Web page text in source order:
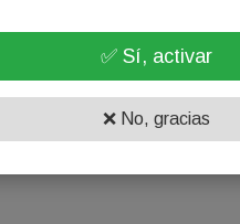
✅ Sí, activar
❌ No, gracias